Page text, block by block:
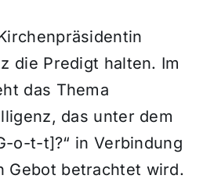
die Predigt halten. Im
das Thema
das unter dem
o-t-t]?“ in Verbindung
Gebot betrachtet wird.